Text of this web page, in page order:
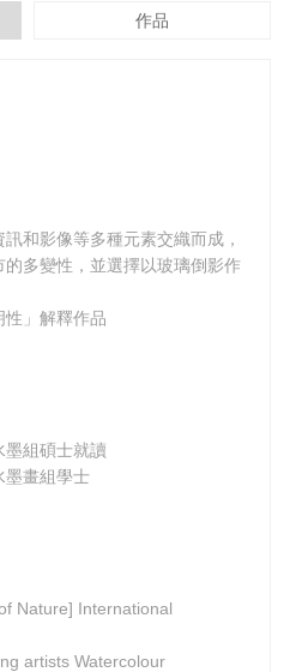
作品
和影像等多種元素交織而成，
多變性，並選擇以玻璃倒影作
性」解釋作品
墨組碩士就讀
墨畫組學士
Nature] International
artists Watercolour